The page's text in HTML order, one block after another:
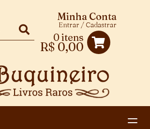
0 itens
R$ 0,00
Minha Conta
Entrar / Cadastrar